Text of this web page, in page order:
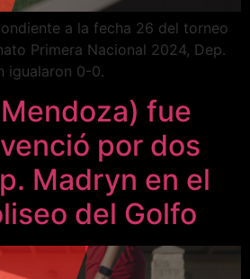
a la fecha 26 del torneo
Primera Nacional 2024, Dep.
igualaron 0-0.
fue
por dos
Madryn en el
del Golfo